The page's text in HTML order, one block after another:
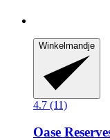
Winkelmandje
4.7 (11)
Oase